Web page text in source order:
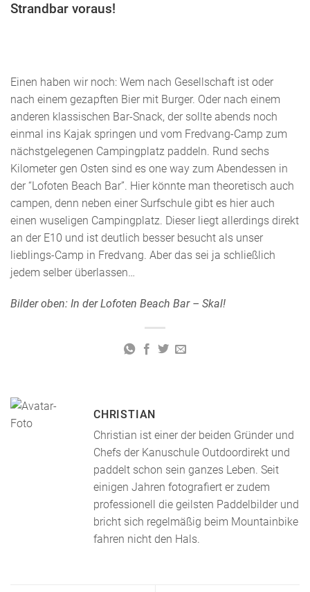
Strandbar voraus!
Einen haben wir noch: Wem nach Gesellschaft ist oder
nach einem gezapften Bier mit Burger. Oder nach einem
anderen klassischen Bar-Snack, der sollte abends noch
einmal ins Kajak springen und vom Fredvang-Camp zum
nächstgelegenen Campingplatz paddeln. Rund sechs
Kilometer gen Osten sind es one way zum Abendessen in
der “Lofoten Beach Bar”. Hier könnte man theoretisch auch
campen, denn neben einer Surfschule gibt es hier auch
einen wuseligen Campingplatz. Dieser liegt allerdings direkt
an der E10 und ist deutlich besser besucht als unser
lieblings-Camp in Fredvang. Aber das sei ja schließlich
jedem selber überlassen…
Bilder oben: In der Lofoten Beach Bar – Skal!
CHRISTIAN
Christian ist einer der beiden Gründer und
Chefs der Kanuschule Outdoordirekt und
paddelt schon sein ganzes Leben. Seit
einigen Jahren fotografiert er zudem
professionell die geilsten Paddelbilder und
bricht sich regelmäßig beim Mountainbike
fahren nicht den Hals.